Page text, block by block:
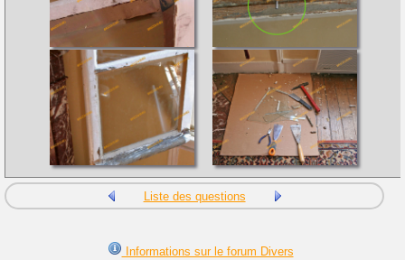
Liste des questions
Informations sur le forum Divers